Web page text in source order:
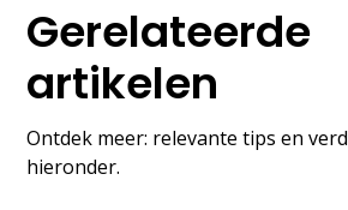
Gerelateerde
artikelen
Ontdek meer: relevante tips en
hieronder.